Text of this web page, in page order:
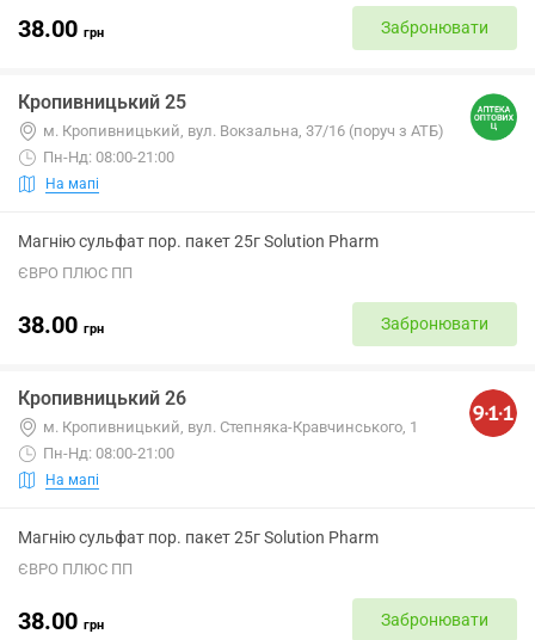
38.00 грн Забронювати
Кропивницький 25
м. Кропивницький, вул. Вокзальна, 37/16 (поруч з АТБ)
Пн-Нд: 08:00-21:00
На мапі
Магнію сульфат пор. пакет 25г Solution Pharm
ЄВРО ПЛЮС ПП
38.00 грн Забронювати
Кропивницький 26
м. Кропивницький, вул. Степняка-Кравчинського, 1
Пн-Нд: 08:00-21:00
На мапі
Магнію сульфат пор. пакет 25г Solution Pharm
ЄВРО ПЛЮС ПП
38.00 грн Забронювати